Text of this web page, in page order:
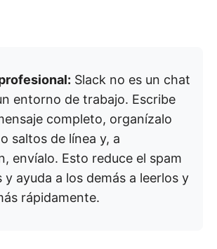
Slack no es un chat
entorno de trabajo. Escribe
completo, organízalo
saltos de línea y, a
envíalo. Esto reduce el spam
y ayuda a los demás a leerlos y
rápidamente.